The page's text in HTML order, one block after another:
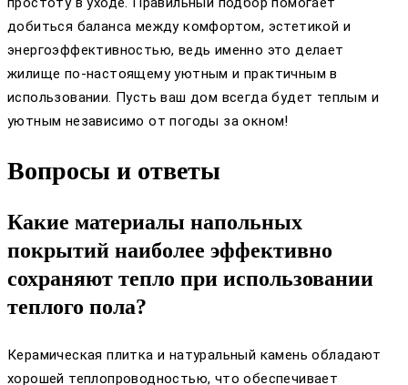
добиться баланса между комфортом, эстетикой и
энергоэффективностью, ведь именно это делает
жилище по-настоящему уютным и практичным в
использовании. Пусть ваш дом всегда будет теплым и
уютным независимо от погоды за окном!
Вопросы и ответы
Какие материалы напольных
покрытий наиболее эффективно
сохраняют тепло при использовании
теплого пола?
Керамическая плитка и натуральный камень обладают
хорошей теплопроводностью, что обеспечивает